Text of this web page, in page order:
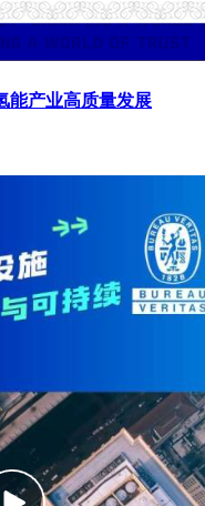
能产业高质量发展